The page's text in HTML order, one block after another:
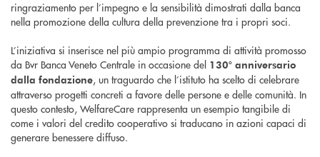
ringraziamento per l’impegno e la sensibilità dimostrati dalla banca
nella promozione della cultura della prevenzione tra i propri soci.
L’iniziativa si inserisce nel più ampio programma di attività promosso
da Bvr Banca Veneto Centrale in occasione del 130° anniversario
dalla fondazione, un traguardo che l’istituto ha scelto di celebrare
attraverso progetti concreti a favore delle persone e delle comunità. In
questo contesto, WelfareCare rappresenta un esempio tangibile di
come i valori del credito cooperativo si traducano in azioni capaci di
generare benessere diffuso.